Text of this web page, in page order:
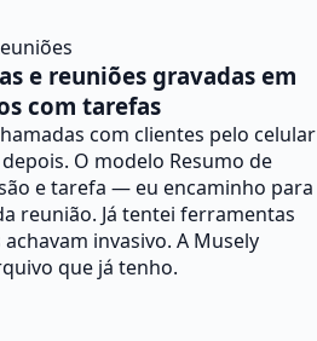
e reuniões gravadas em
com tarefas
com clientes pelo celular
O modelo Resumo de
e tarefa — eu encaminho para
reunião. Já tentei ferramentas
invasivo. A Musely
que já tenho.